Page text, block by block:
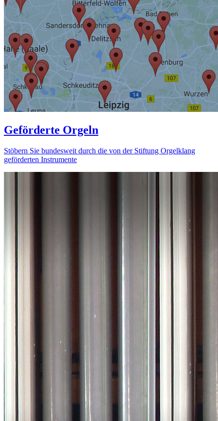
Geförderte Orgeln
Stöbern Sie bundesweit durch die von der Stiftung Orgelklang
geförderten Instrumente